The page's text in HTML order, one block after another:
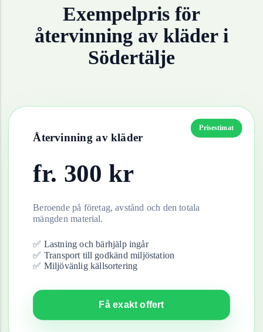
Exempelpris för
återvinning av kläderi
Södertälje
Prisestimat
Återvinning av kläder
fr. 300 kr
Beroende på företag, avstånd och den totala
mängden material.
✅ Lastning och bärhjälp ingår
✅ Transport till godkänd miljöstation
✅ Miljövänlig källsortering
Få exakt offert